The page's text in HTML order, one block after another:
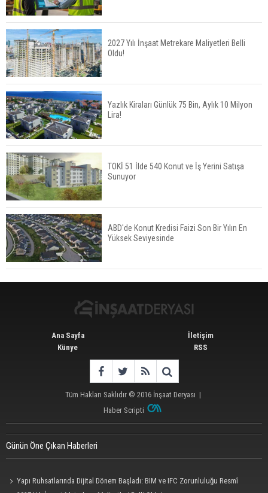
Konut Satışları Güçlü Seyrini Korudu Yabancıya
Satış Geriledi
ABD'de İnşaat Harcamaları Geriledi
Tercih Döneminde Barınma Telaşı Başladı
Aileden Miras Kalan Ev Nasıl Satılır?
İstanbul'da 15 Bin Kiralık Sosyal Konut Eylülde
Kiraya Verilecek
2027 Yılı İnşaat Metrekare Maliyetleri Belli
Oldu!
Yazlık Kiraları Günlük 75 Bin, Aylık 10 Milyon
Lira!
TOKİ 51 İlde 540 Konut ve İş Yerini Satışa
Sunuyor
ABD'de Konut Kredisi Faizi Son Bir Yılın En
Yüksek Seviyesinde
Ana Sayfa
Künye
İletişim
RSS
Tüm Hakları Saklıdır © 2016 İnşaat Deryası |
Haber Scripti
Günün Öne Çıkan Haberleri
Yapı Ruhsatlarında Dijital Dönem Başladı: BIM ve IFC Zorunluluğu Resmî